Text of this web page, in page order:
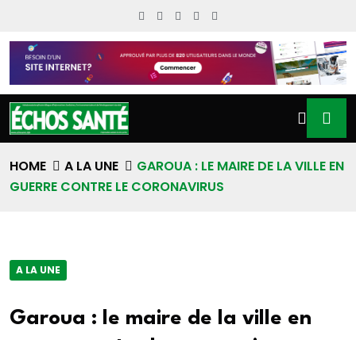
HOME A LA UNE
GAROUA : LE MAIRE DE LA VILLE EN
GUERRE CONTRE LE CORONAVIRUS
A LA UNE
Garoua : le maire de la ville en